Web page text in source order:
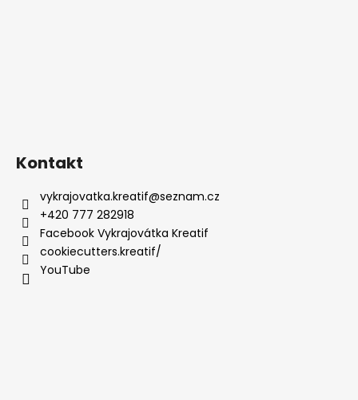
Kontakt
vykrajovatka.kreatif@seznam.cz
+420 777 282918
Facebook Vykrajovátka Kreatif
cookiecutters.kreatif/
YouTube